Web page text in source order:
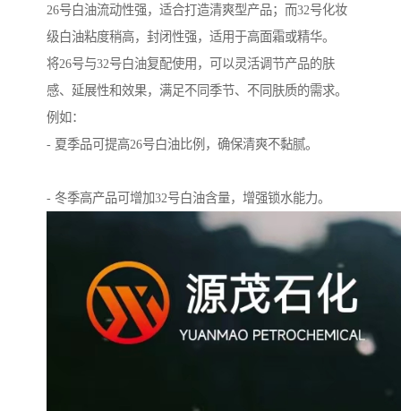
26号白油流动性强，适合打造清爽型产品；而32号化妆
级白油粘度稍高，封闭性强，适用于高面霜或精华。
将26号与32号白油复配使用，可以灵活调节产品的肤
感、延展性和效果，满足不同季节、不同肤质的需求。
例如：
- 夏季品可提高26号白油比例，确保清爽不黏腻。
- 冬季高产品可增加32号白油含量，增强锁水能力。